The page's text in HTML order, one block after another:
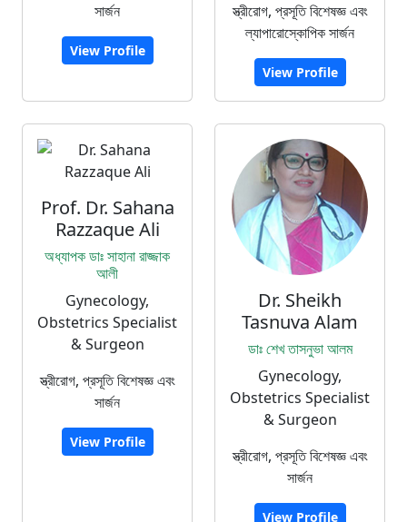
সার্জন
View Profile
স্ত্রীরোগ, প্রসূতি বিশেষজ্ঞ এবং
ল্যাপারোস্কোপিক সার্জন
View Profile
Prof. Dr. Sahana
Razzaque Ali
অধ্যাপক ডাঃ সাহানা রাজ্জাক
আলী
Gynecology,
Obstetrics Specialist
& Surgeon
স্ত্রীরোগ, প্রসূতি বিশেষজ্ঞ এবং
সার্জন
View Profile
Dr. Sheikh
Tasnuva Alam
ডাঃ শেখ তাসনুভা আলম
Gynecology,
Obstetrics Specialist
& Surgeon
স্ত্রীরোগ, প্রসূতি বিশেষজ্ঞ এবং
সার্জন
View Profile